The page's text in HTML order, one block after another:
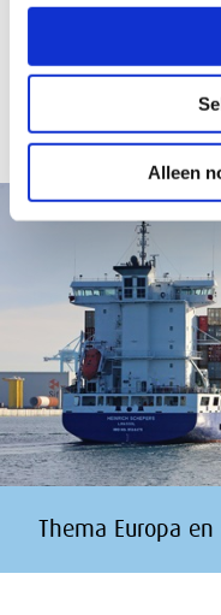
Alleen
De contouren
Thema Europa